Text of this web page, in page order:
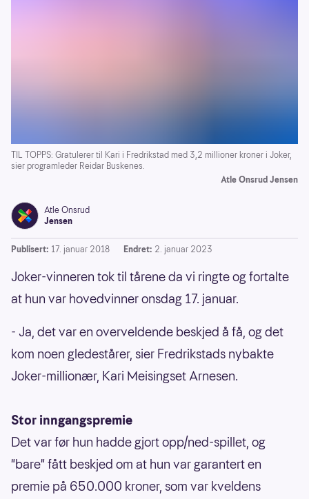
TIL TOPPS: Gratulerer til Kari i Fredrikstad med 3,2 millioner kroner i Joker,
sier programleder Reidar Buskenes.
Atle Onsrud Jensen
Atle Onsrud
Jensen
Publisert: 17. januar 2018 Endret: 2. januar 2023
Joker-vinneren tok til tårene da vi ringte og fortalte
at hun var hovedvinner onsdag 17. januar.
- Ja, det var en overveldende beskjed å få, og det
kom noen gledestårer, sier Fredrikstads nybakte
Joker-millionær, Kari Meisingset Arnesen.
Stor inngangspremie
Det var før hun hadde gjort opp/ned-spillet, og
"bare" fått beskjed om at hun var garantert en
premie på 650.000 kroner, som var kveldens